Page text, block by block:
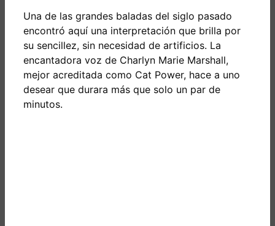
Una de las grandes baladas del siglo pasado
encontró aquí una interpretación que brilla por
su sencillez, sin necesidad de artificios. La
encantadora voz de Charlyn Marie Marshall,
mejor acreditada como Cat Power, hace a uno
desear que durara más que solo un par de
minutos.